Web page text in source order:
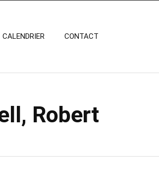
CALENDRIER CONTACT
Robert